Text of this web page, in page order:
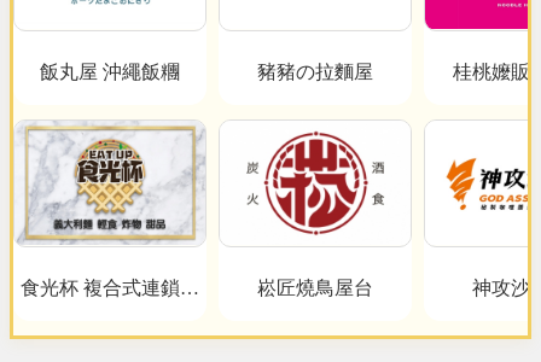
飯丸屋 沖繩飯糰
食光杯 複合式連鎖餐
豬豬の拉麵屋
崧匠燒鳥屋台
桂桃嬤販
神攻沙